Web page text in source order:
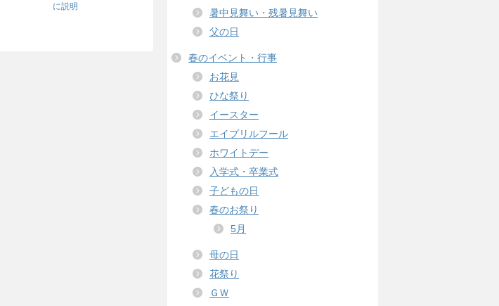
に説明
暑中見舞い・残暑見舞い
父の日
春のイベント・行事
お花見
ひな祭り
イースター
エイプリルフール
ホワイトデー
入学式・卒業式
子どもの日
春のお祭り
5月
母の日
花祭り
ＧＷ